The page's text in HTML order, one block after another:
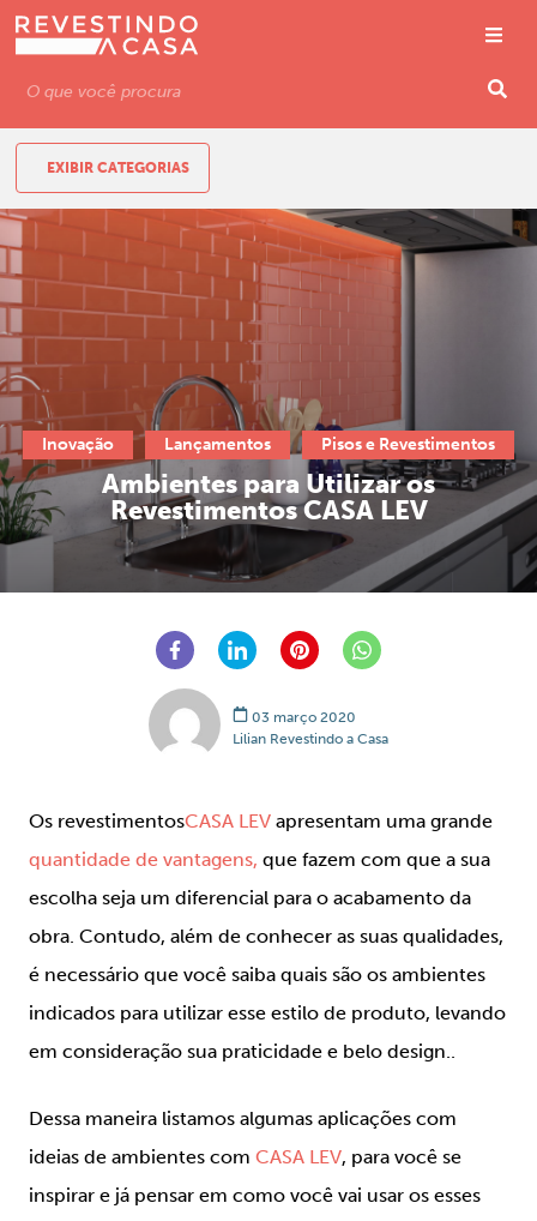
EXIBIR CATEGORIAS
Inovação Lançamentos Pisos e Revestimentos
Ambientes para Utilizar os
Revestimentos CASA LEV
03 março 2020
Lilian Revestindo a Casa
Os revestimentosCASA LEV apresentam uma grande
quantidade de vantagens, que fazem com que a sua
escolha seja um diferencial para o acabamento da
obra. Contudo, além de conhecer as suas qualidades,
é necessário que você saiba quais são os ambientes
indicados para utilizar esse estilo de produto, levando
em consideração sua praticidade e belo design..
Dessa maneira listamos algumas aplicações com
ideias de ambientes com CASA LEV, para você se
inspirar e já pensar em como você vai usar os esses